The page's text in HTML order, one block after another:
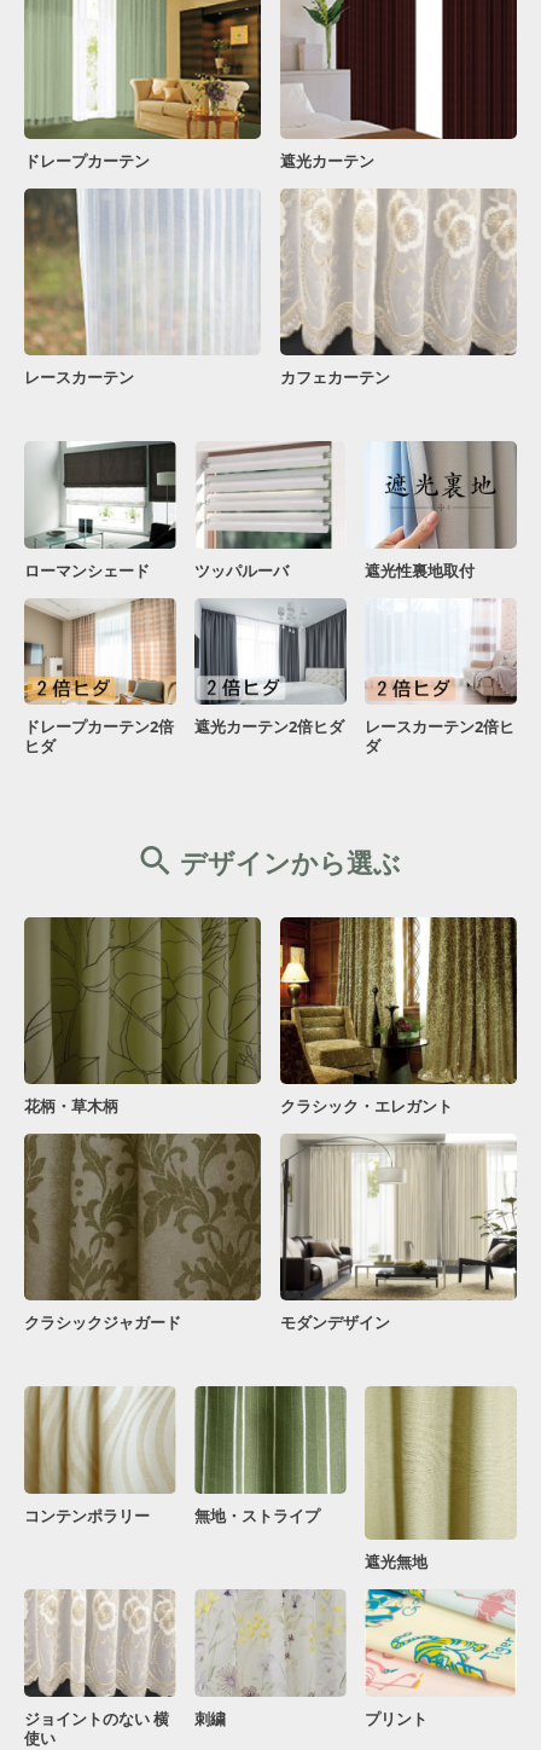
ドレープカーテン 遮光カーテン
レースカーテン カフェカーテン
ローマンシェード ツッパルーバ 遮光性裏地取付
ドレープカーテン2倍
ヒダ
遮光カーテン2倍ヒダ
レースカーテン2倍ヒ
ダ
デザインから選ぶ
花柄・草木柄 クラシック・エレガント
クラシックジャガード モダンデザイン
コンテンポラリー 無地・ストライプ
遮光無地
ジョイントのない 横
使い
刺繍 プリント